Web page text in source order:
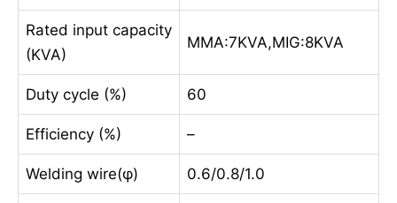
Rated input capacity
(KVA)
MMA:7KVA,MIG:8KVA
Duty cycle (%) 60
Efficiency (%) –
Welding wire(φ) 0.6/0.8/1.0